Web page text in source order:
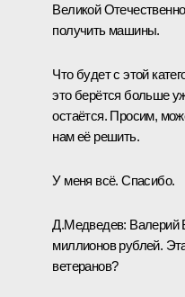
Великой
получить машины.
Что будет с этой
это берётся больше
остаётся. Просим,
нам её решить.
У меня всё. Спасибо.
Д.Медведев: Валерий
миллионов рублей.
ветеранов?